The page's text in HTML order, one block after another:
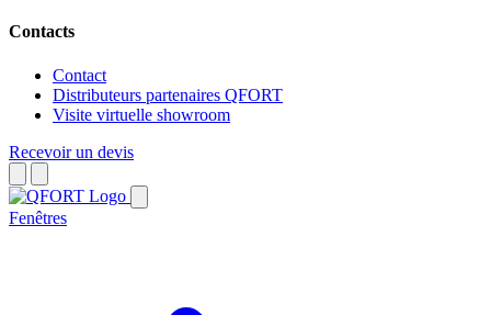
Contacts
Contact
Distributeurs partenaires QFORT
Visite virtuelle showroom
Recevoir un devis
Fenêtres